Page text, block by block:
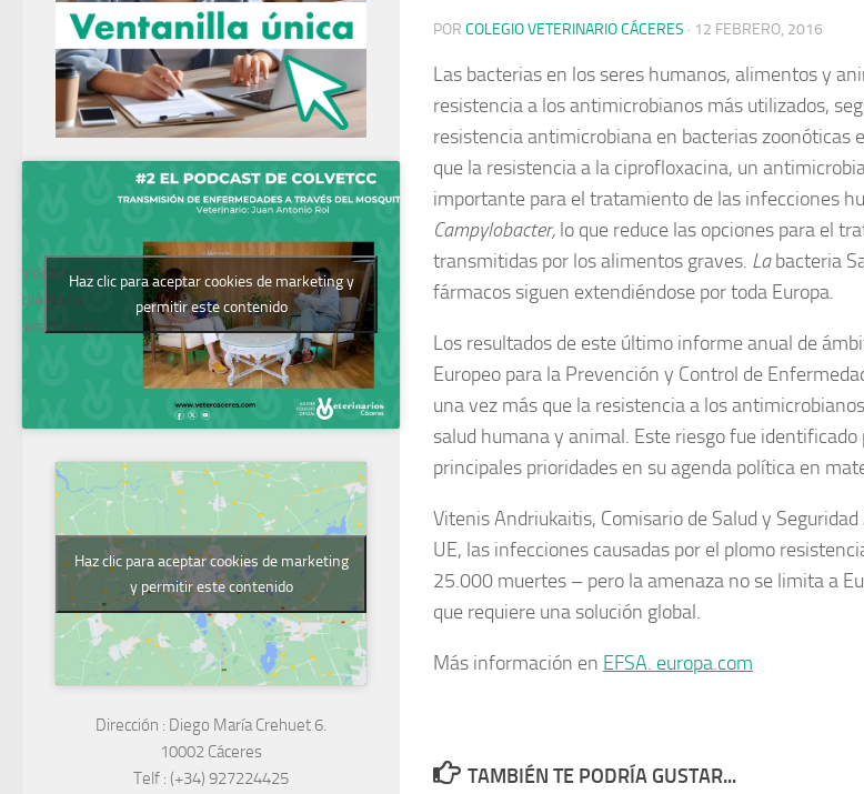
POR COLEGIO VETERINARIO CÁCERES · 12 FEBRERO, 2016
Las bacterias en los seres humanos, alimentos y
resistencia a los antimicrobianos más utilizados,
resistencia antimicrobiana en bacterias zoonóticas
que la resistencia a la ciprofloxacina, un
importante para el tratamiento de las infecciones
Campylobacter, lo que reduce las opciones para el
transmitidas por los alimentos graves. Labacteria
fármacos siguen extendiéndose por toda Europa.
Los resultados de este último informe anual de
Europeo para la Prevención y Control de
una vez más que la resistencia a los
salud humana y animal. Este riesgo fue
principales prioridades en su agenda política en
Vitenis Andriukaitis, Comisario de Salud y
UE, las infecciones causadas por el plomo
25.000 muertes – pero la amenaza no se limita a
que requiere una solución global.
Más información en EFSA. europa.com
TAMBIÉN TE PODRÍA GUSTAR...
Podcast del
Colegio de
Veterinarios
Haz clic para aceptar cookies de marketing y
permitir este contenido
Haz clic para aceptar cookies de marketing
y permitir este contenido
Dirección : Diego María Crehuet 6.
10002 Cáceres
Telf : (+34) 927224425